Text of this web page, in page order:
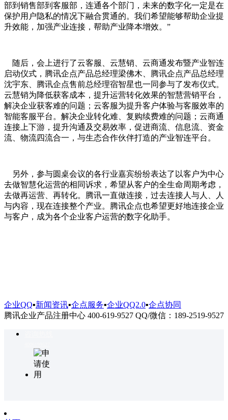
部到销售部到客服部，连通各个部门，未来的数字化一定是在
保护用户隐私的情况下融合贯通的。我们希望能够帮助企业提
升效能，加强产业连接，帮助产业降本增效。”
随后，会上进行了云客服、云慧销、云商通发布暨产业智连
启动仪式，腾讯企点产品总经理梁佛木、腾讯企点产品总经理
沈宇东、腾讯企点售前总经理宿智星也一同参与了发布仪式。
云慧销为降低获客成本，提升运营转化效果的智慧营销平台，
解决企业获客难的问题；云客服为提升客户体验与客服效率的
智能客服平台。解决企业转化难、复购续费难的问题；云商通
连接上下游，提升沟通及交易效率，促进商流、信息流、资金
流、物流四流合一，与生态合作伙伴打造的产业智连平台。
另外，参与圆桌会议的各行业嘉宾纷纷表达了以客户为中心
去做智慧化运营的相同诉求，希望从客户的全生命周期考虑，
去做再运营、再转化。腾讯一直做连接，过去连接人与人、人
与内容，现在连接整个产业。腾讯企点也希望更好地连接企业
与客户，成为各个企业客户运营的数字化助手。
企业QQ▪新闻资讯▪企点服务▪企业QQ2.0▪企点协同
腾讯企业产品注册中心 400-619-9527 QQ/微信：189-2519-9527